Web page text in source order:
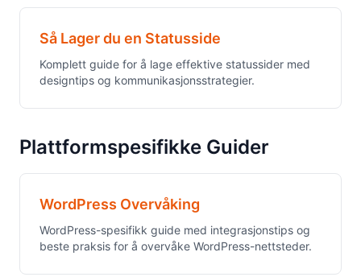
Så Lager du en Statusside
Komplett guide for å lage effektive statussider med
designtips og kommunikasjonsstrategier.
Plattformspesifikke Guider
WordPress Overvåking
WordPress-spesifikk guide med integrasjonstips og
beste praksis for å overvåke WordPress-nettsteder.